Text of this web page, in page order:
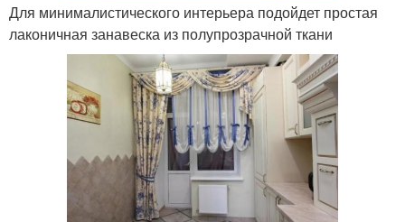
Для минималистического интерьера подойдет простая
лаконичная занавеска из полупрозрачной ткани